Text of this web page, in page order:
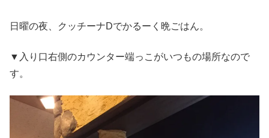
日曜の夜、クッチーナDでかるーく晩ごはん。
▼入り口右側のカウンター端っこがいつもの場所なので
す。